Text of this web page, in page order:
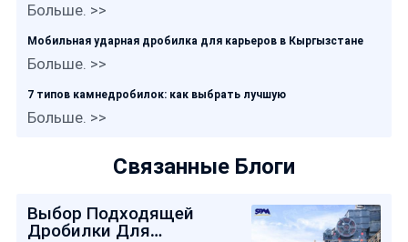
Больше. >>
Мобильная ударная дробилка для карьеров в Кыргызстане
Больше. >>
7 типов камнедробилок: как выбрать лучшую
Больше. >>
Связанные Блоги
Выбор Подходящей
Дробилки Для